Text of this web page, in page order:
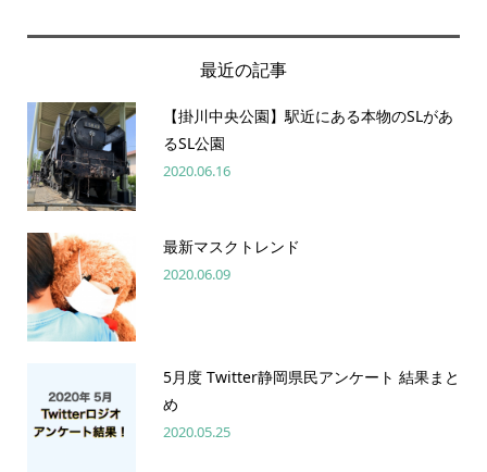
最近の記事
【掛川中央公園】駅近にある本物のSLがあ
るSL公園
2020.06.16
最新マスクトレンド
2020.06.09
5月度 Twitter静岡県民アンケート 結果まと
め
2020.05.25